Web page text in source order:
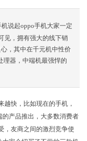
说起oppo手机大家一定
见，拥有强大的线下销
，其中在千元机中性价
理器，中端机最强悍的
越快，比如现在的手机，
产品推出，大多数消费者
，友商之间的激烈竞争使